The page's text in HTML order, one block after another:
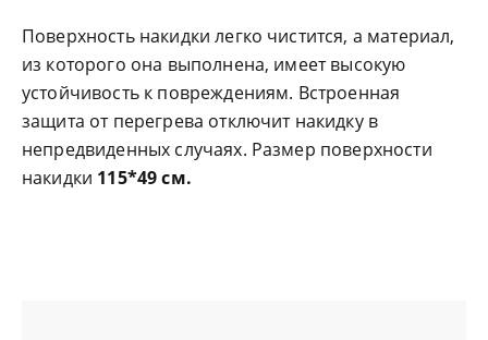
Поверхность накидки легко чистится, а материал,
из которого она выполнена, имеет высокую
устойчивость к повреждениям. Встроенная
защита от перегрева отключит накидку в
непредвиденных случаях. Размер поверхности
накидки 115*49 см.